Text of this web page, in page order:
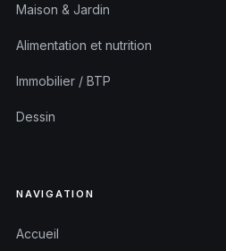
Maison & Jardin
Alimentation et nutrition
Immobilier / BTP
Dessin
NAVIGATION
Accueil